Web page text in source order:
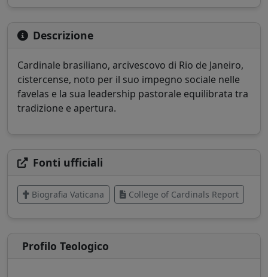
Descrizione
Cardinale brasiliano, arcivescovo di Rio de Janeiro,
cistercense, noto per il suo impegno sociale nelle
favelas e la sua leadership pastorale equilibrata tra
tradizione e apertura.
Fonti ufficiali
Biografia Vaticana College of Cardinals Report
Profilo Teologico